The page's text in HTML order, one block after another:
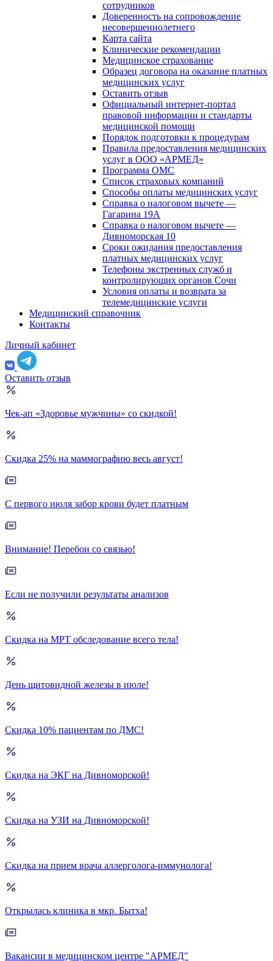
сотрудников
Доверенность на сопровождение
несовершеннолетнего
Карта сайта
Клинические рекомендации
Медицинское страхование
Образец договора на оказание платных
медицинских услуг
Оставить отзыв
Официальный интернет-портал
правовой информации и стандарты
медицинской помощи
Порядок подготовки к процедурам
Правила предоставления медицинских
услуг в ООО «АРМЕД»
Программа ОМС
Список страховых компаний
Способы оплаты медицинских услуг
Справка о налоговом вычете —
Гагарина 19А
Справка о налоговом вычете —
Дивноморская 10
Сроки ожидания предоставления
платных медицинских услуг
Телефоны экстренных служб и
контролирующих органов Сочи
Условия оплаты и возврата за
телемедицинские услуги
Медицинский справочник
Контакты
Личный кабинет
Оставить отзыв
Чек-ап «Здоровье мужчины» со скидкой!
Скидка 25% на маммографию весь август!
С первого июля забор крови будет платным
Внимание! Перебои со связью!
Если не получили результаты анализов
Скидка на МРТ обследование всего тела!
День щитовидной железы в июле!
Скидка 10% пациентам по ДМС!
Скидка на ЭКГ на Дивноморской!
Скидка на УЗИ на Дивноморской!
Скидка на прием врача аллерголога-иммунолога!
Открылась клиника в мкр. Бытха!
Вакансии в медицинском центре "АРМЕД"